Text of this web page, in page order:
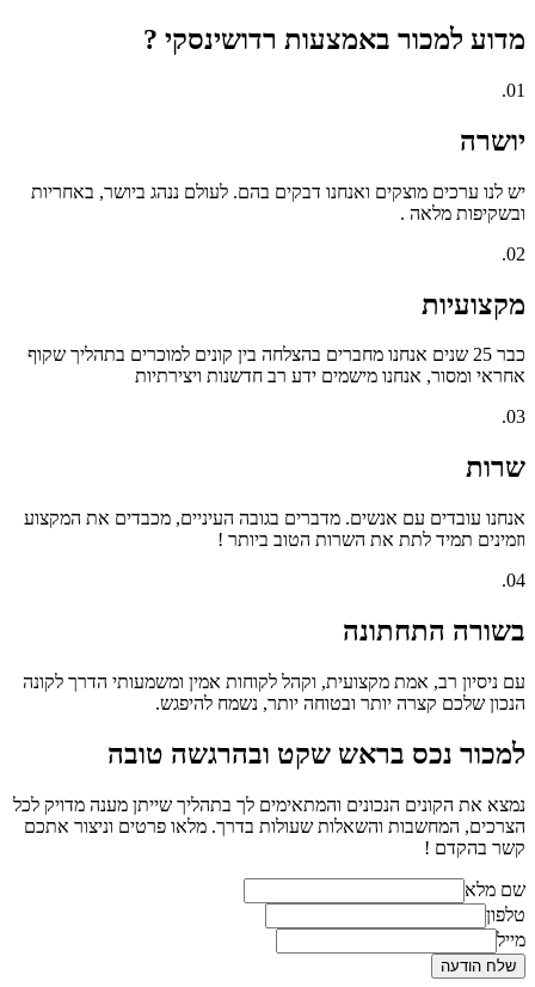
מדוע למכור באמצעות רדושינסקי ?
01.
יושרה
יש לנו ערכים מוצקים ואנחנו דבקים בהם. לעולם ננהג ביושר, באחריות
ובשקיפות מלאה .
02.
מקצועיות
כבר 25 שנים אנחנו מחברים בהצלחה בין קונים למוכרים בתהליך שקוף
אחראי ומסור, אנחנו מישמים ידע רב חדשנות ויצירתיות
03.
שרות
אנחנו עובדים עם אנשים. מדברים בגובה העיניים, מכבדים את המקצוע
וזמינים תמיד לתת את השרות הטוב ביותר !
04.
בשורה התחתונה
עם ניסיון רב, אמת מקצועית, וקהל לקוחות אמין ומשמעותי הדרך לקונה
הנכון שלכם קצרה יותר ובטוחה יותר, נשמח להיפגש.
למכור נכס בראש שקט ובהרגשה טובה
נמצא את הקונים הנכונים והמתאימים לך בתהליך שייתן מענה מדויק לכל
הצרכים, המחשבות והשאלות שעולות בדרך. מלאו פרטים וניצור אתכם
קשר בהקדם !
שם מלא
טלפון
מייל
שלח הודעה